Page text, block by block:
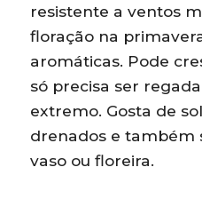
resistente a ventos
floração na
aromáticas. Pode
só precisa ser
extremo. Gosta de
drenados e também
vaso ou floreira.